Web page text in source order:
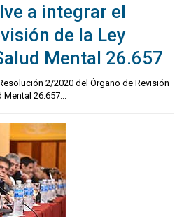
a integrar el
de la Ley
Mental 26.657
2/2020 del Órgano de Revisión
26.657...